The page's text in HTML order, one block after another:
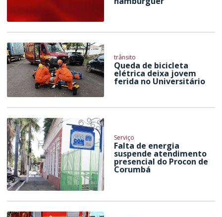
trânsito
Queda de bicicleta
elétrica deixa jovem
ferida no Universitário
Serviço
Falta de energia
suspende atendimento
presencial do Procon de
Corumbá